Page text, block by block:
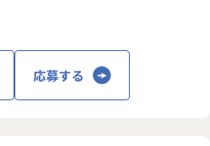
り開くプラットフォーム開
マイクロサービスで表現さ
リアルな課題解決に日々取
くれ資産"が、眠ったまま
せることで、"新たなものを
"からの脱却を実現しま
応募する